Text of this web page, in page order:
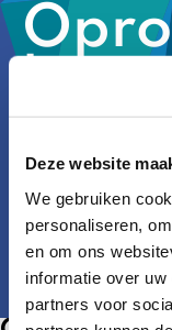
Deze website
We gebruiken
personaliseren,
en om ons
informatie over
partners voor